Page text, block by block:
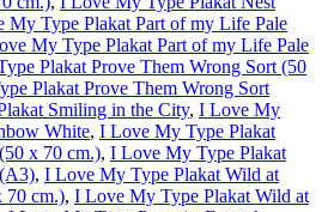
My Type Plakat Part of my Life Pale
My Type Plakat Part of my Life Pale
Plakat Prove Them Wrong Sort (50
Plakat Prove Them Wrong Sort
Smiling in the City, I Love My
White, I Love My Type Plakat
x 70 cm.), I Love My Type Plakat
, I Love My Type Plakat Wild at
70 cm.), I Love My Type Plakat Wild at